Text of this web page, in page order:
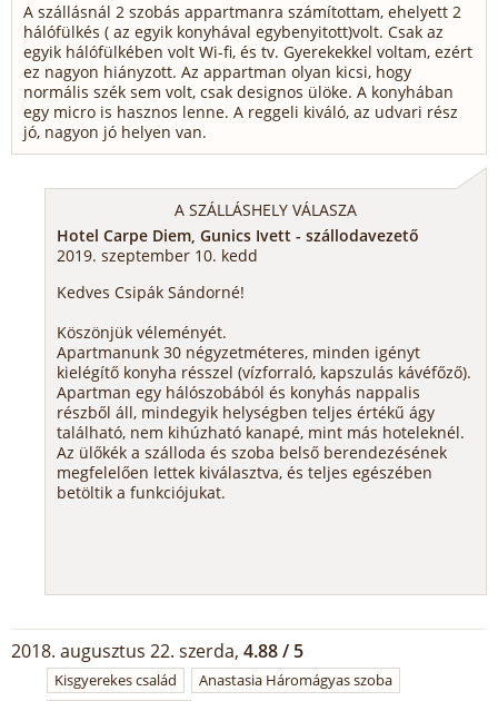
A szállásnál 2 szobás appartmanra számítottam, ehelyett 2
hálófülkés ( az egyik konyhával egybenyitott)volt. Csak az
egyik hálófülkében volt Wi-fi, és tv. Gyerekekkel voltam, ezért
ez nagyon hiányzott. Az appartman olyan kicsi, hogy
normális szék sem volt, csak designos ülöke. A konyhában
egy micro is hasznos lenne. A reggeli kiváló, az udvari rész
jó, nagyon jó helyen van.
A SZÁLLÁSHELY VÁLASZA
Hotel Carpe Diem, Gunics Ivett - szállodavezető
2019. szeptember 10. kedd
Kedves Csipák Sándorné!
Köszönjük véleményét.
Apartmanunk 30 négyzetméteres, minden igényt
kielégítő konyha résszel (vízforraló, kapszulás kávéfőző).
Apartman egy hálószobából és konyhás nappalis
részből áll, mindegyik helységben teljes értékű ágy
található, nem kihúzható kanapé, mint más hoteleknél.
Az ülőkék a szálloda és szoba belső berendezésének
megfelelően lettek kiválasztva, és teljes egészében
betöltik a funkciójukat.
2018. augusztus 22. szerda, 4.88 / 5
Kisgyerekes család
Anastasia Háromágyas szoba